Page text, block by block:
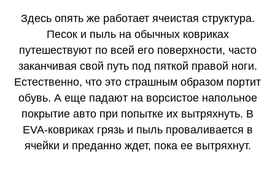
Здесь опять же работает ячеистая структура.
Песок и пыль на обычных ковриках
путешествуют по всей его поверхности, часто
заканчивая свой путь под пяткой правой ноги.
Естественно, что это страшным образом портит
обувь. А еще падают на ворсистое напольное
покрытие авто при попытке их вытряхнуть. В
EVA-ковриках грязь и пыль проваливается в
ячейки и преданно ждет, пока ее вытряхнут.